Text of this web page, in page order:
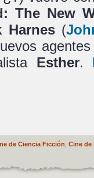
The New
Harnes(
Esther.
de Ciencia Ficción Cine de